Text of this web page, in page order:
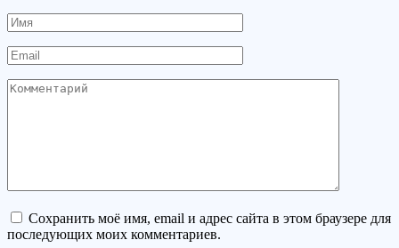
Имя
Email
Комментарий
Сохранить моё имя, email и адрес сайта в этом браузере для
последующих моих комментариев.